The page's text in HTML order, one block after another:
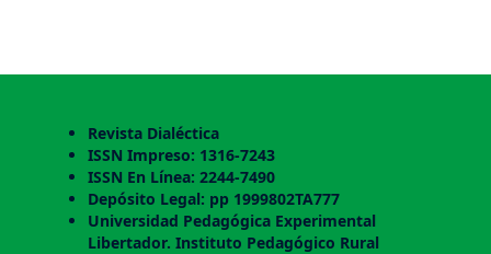
Revista Dialéctica
ISSN Impreso: 1316-7243
ISSN En Línea: 2244-7490
Depósito Legal: pp 1999802TA777
Universidad Pedagógica Experimental
Libertador. Instituto Pedagógico Rural